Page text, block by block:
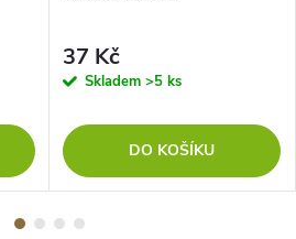
37 Kč
Skladem >5 ks
DO KOŠÍKU